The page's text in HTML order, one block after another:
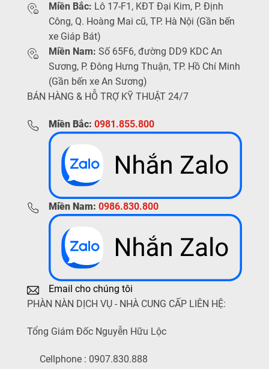
Miền Bắc: Lô 17-F1, KĐT Đại Kim, P. Định
Công, Q. Hoàng Mai cũ, TP. Hà Nội (Gần bến
xe Giáp Bát)
Miền Nam: Số 65F6, đường DD9 KDC An
Sương, P. Đông Hưng Thuận, TP. Hồ Chí Minh
(Gần bến xe An Sương)
BÁN HÀNG & HỖ TRỢ KỸ THUẬT 24/7
Miền Bắc: 0981.855.800
Miền Nam: 0986.830.800
Email cho chúng tôi
PHÀN NÀN DỊCH VỤ - NHÀ CUNG CẤP LIÊN HỆ:
Tổng Giám Đốc Nguyễn Hữu Lộc
Cellphone : 0907.830.888